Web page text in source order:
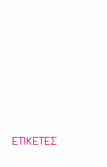
ΕΤΙΚΈΤΕΣ